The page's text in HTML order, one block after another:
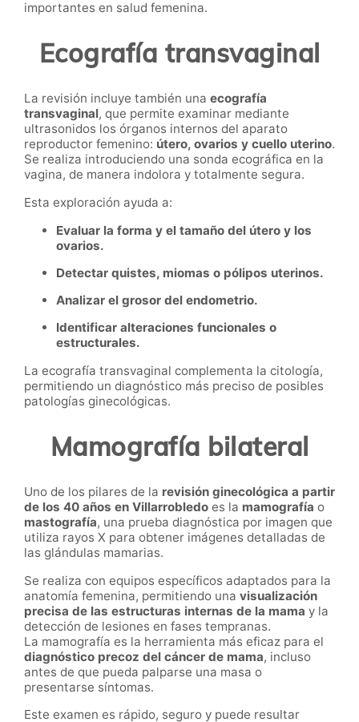
importantes en salud femenina.
Ecografía transvaginal
La revisión incluye también una ecografía
transvaginal, que permite examinar mediante
ultrasonidos los órganos internos del aparato
reproductor femenino: útero, ovarios y cuello uterino.
Se realiza introduciendo una sonda ecográfica en la
vagina, de manera indolora y totalmente segura.
Esta exploración ayuda a:
Evaluar la forma y el tamaño del útero y los
ovarios.
Detectar quistes, miomas o pólipos uterinos.
Analizar el grosor del endometrio.
Identificar alteraciones funcionales o
estructurales.
La ecografía transvaginal complementa la citología,
permitiendo un diagnóstico más preciso de posibles
patologías ginecológicas.
Mamografía bilateral
Uno de los pilares de la revisión ginecológica a partir
de los 40 años en Villarrobledo es la mamografía o
mastografía, una prueba diagnóstica por imagen que
utiliza rayos X para obtener imágenes detalladas de
las glándulas mamarias.
Se realiza con equipos específicos adaptados para la
anatomía femenina, permitiendo una visualización
precisa de las estructuras internas de la mama y la
detección de lesiones en fases tempranas.
La mamografía es la herramienta más eficaz para el
diagnóstico precoz del cáncer de mama, incluso
antes de que pueda palparse una masa o
presentarse síntomas.
Este examen es rápido, seguro y puede resultar